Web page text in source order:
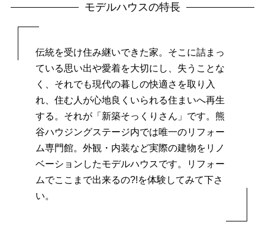
モデルハウスの特長
伝統を受け住み継いできた家。 そこに詰まっ
ている思い出や愛着を大切にし、失うことな
く、 それでも現代の暮しの快適さを取り入
れ、住む人が心地良くいられる住まいへ再生
する。 それが「新築そっくりさん」です。 熊
谷ハウジングステージ内では唯一のリフォー
ム専門館。 外観・内装など実際の建物をリノ
ベーションしたモデルハウスです。
リフォー
ムでここまで出来るの?!を体験してみて下さ
い。